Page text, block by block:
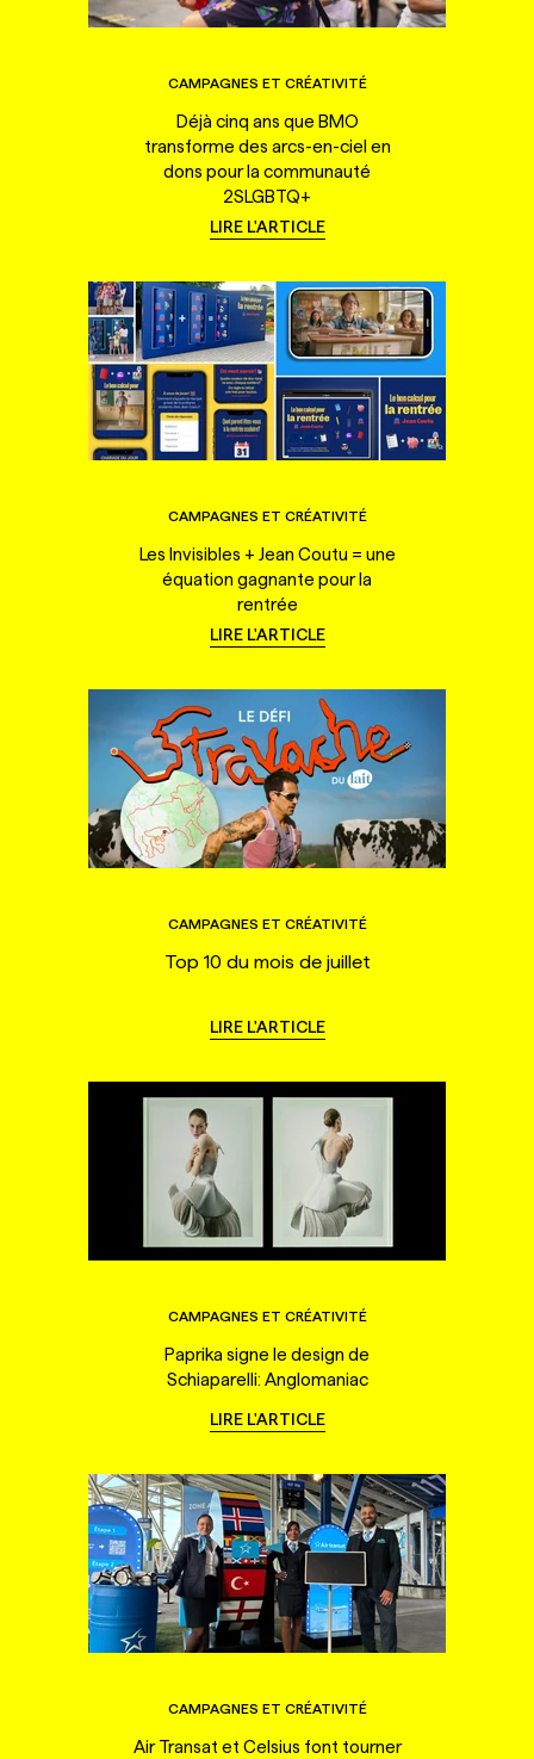
CAMPAGNES ET CRÉATIVITÉ
Déjà cinq ans que BMO
transforme des arcs-en-ciel en
dons pour la communauté
2SLGBTQ+
LIRE L'ARTICLE
CAMPAGNES ET CRÉATIVITÉ
Les Invisibles + Jean Coutu = une
équation gagnante pour la
rentrée
LIRE L'ARTICLE
CAMPAGNES ET CRÉATIVITÉ
Top 10 du mois de juillet
LIRE L'ARTICLE
CAMPAGNES ET CRÉATIVITÉ
Paprika signe le design de
Schiaparelli: Anglomaniac
LIRE L'ARTICLE
CAMPAGNES ET CRÉATIVITÉ
Air Transat et Celsius font tourner